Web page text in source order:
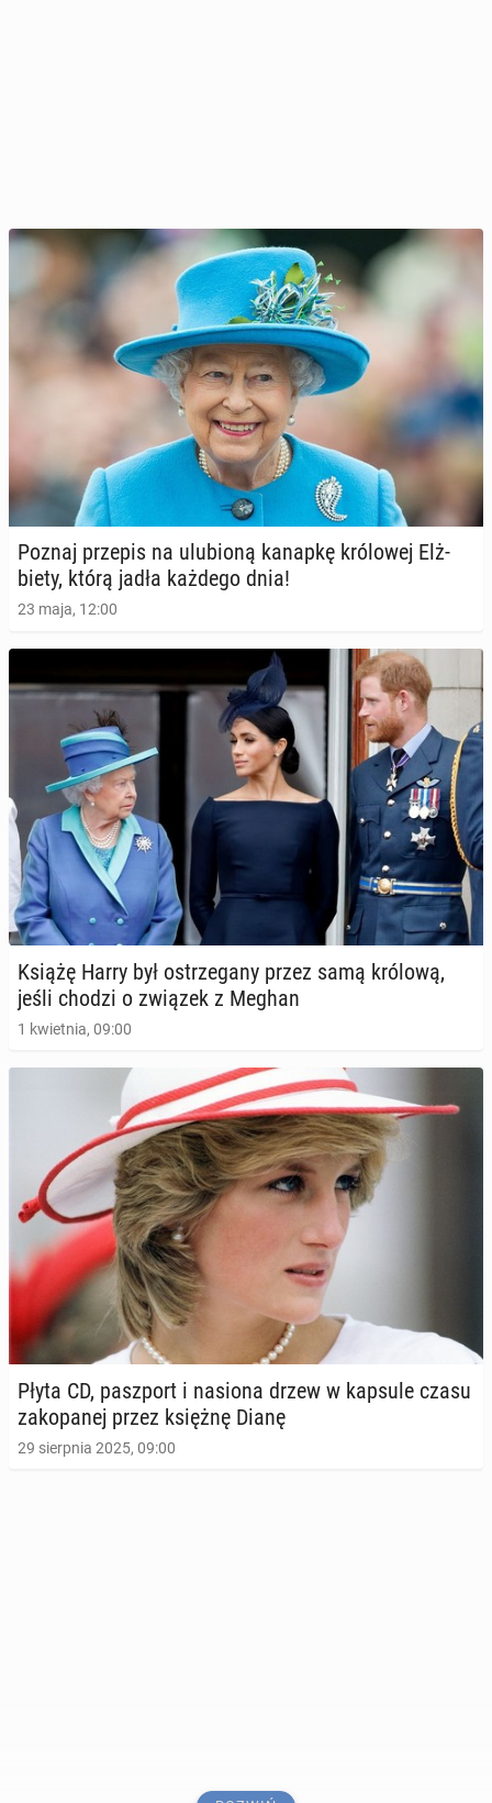
Poznaj przepis na ulu­bio­ną kanapkę kró­lo­wej Elż­
bie­ty, którą jadła każdego dnia!
23 maja, 12:00
Książę Harry był ostrze­ga­ny przez samą królową,
jeśli chodzi o związek z Meghan
1 kwietnia, 09:00
Płyta CD, pasz­port i nasiona drzew w kapsule czasu
za­ko­pa­nej przez księżnę Dianę
29 sierpnia 2025, 09:00